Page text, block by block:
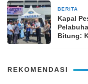
BERITA
Kapal
Bitung:
REKOMENDASI